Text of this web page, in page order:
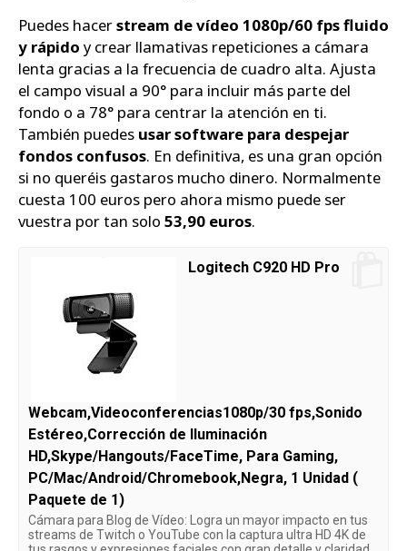
Puedes hacerstream de vídeo 1080p/60 fps fluido
y rápido y crear llamativas repeticiones a cámara
lenta gracias a la frecuencia de cuadro alta. Ajusta
el campo visual a 90° para incluir más parte del
fondo o a 78° para centrar la atención en ti.
También puedes usar software para despejar
fondos confusos. En definitiva, es una gran opción
si no queréis gastaros mucho dinero. Normalmente
cuesta 100 euros pero ahora mismo puede ser
vuestra por tan solo 53,90 euros.
Logitech C920 HD Pro
Webcam,Videoconferencias1080p/30 fps,Sonido
Estéreo,Corrección de Iluminación
HD,Skype/Hangouts/FaceTime, Para Gaming,
PC/Mac/Android/Chromebook,Negra, 1 Unidad (
Paquete de 1)
Cámara para Blog de Vídeo: Logra un mayor impacto en tus
streams de Twitch o YouTube con la captura ultra HD 4K de